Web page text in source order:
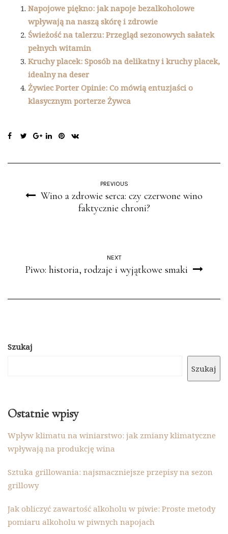
Napojowe piękno: jak napoje bezalkoholowe
wpływają na naszą skórę i zdrowie
Świeżość na talerzu: Przegląd sezonowych sałatek
pełnych witamin
Kruchy placek: Sposób na delikatny i kruchy placek,
idealny na deser
Żywiec Porter Opinie: Co mówią entuzjaści o
klasycznym porterze Żywca
PREVIOUS
Wino a zdrowie serca: czy czerwone wino
faktycznie chroni?
NEXT
Piwo: historia, rodzaje i wyjątkowe smaki
Szukaj
Szukaj
Ostatnie wpisy
Wpływ klimatu na winiarstwo: jak zmiany klimatyczne
wpływają na produkcję wina
Sztuka grillowania: najsmaczniejsze przepisy na sezon
grillowy
Jak obliczyć zawartość alkoholu w piwie: Proste metody
pomiaru alkoholu w piwnych napojach